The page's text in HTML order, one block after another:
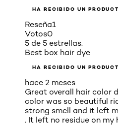
HA RECIBIDO UN
Reseña1
Votos0
5 de 5 estrellas.
Best box hair dye
HA RECIBIDO UN
hace 2 meses
Great overall hair color
color was so beautiful
strong smell and it left
. It left no residue on my